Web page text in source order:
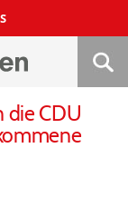
die CDU